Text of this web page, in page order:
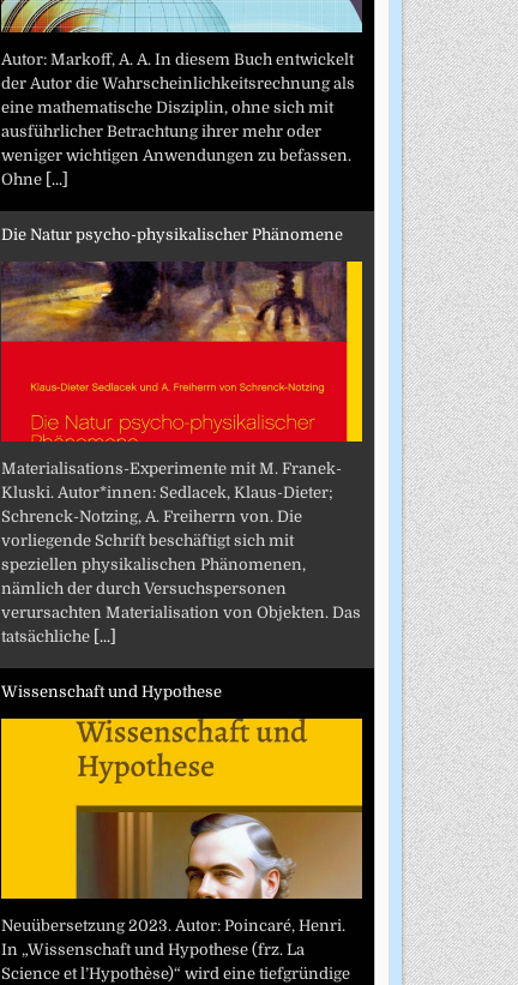
Autor: Markoff, A. A. In diesem Buch entwickelt
der Autor die Wahrscheinlichkeitsrechnung als
eine mathematische Disziplin, ohne sich mit
ausführlicher Betrachtung ihrer mehr oder
weniger wichtigen Anwendungen zu befassen.
Ohne [...]
Die Natur psycho-physikalischer Phänomene
Materialisations-Experimente mit M. Franek-
Kluski. Autor*innen: Sedlacek, Klaus-Dieter;
Schrenck-Notzing, A. Freiherrn von. Die
vorliegende Schrift beschäftigt sich mit
speziellen physikalischen Phänomenen,
nämlich der durch Versuchspersonen
verursachten Materialisation von Objekten. Das
tatsächliche [...]
Wissenschaft und Hypothese
Neuübersetzung 2023. Autor: Poincaré, Henri.
In „Wissenschaft und Hypothese (frz. La
Science et l’Hypothèse)“ wird eine tiefgründige